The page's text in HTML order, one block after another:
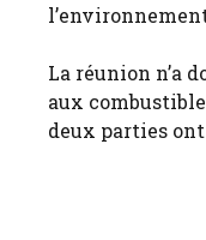
La réunion n’a
aux
deux parties